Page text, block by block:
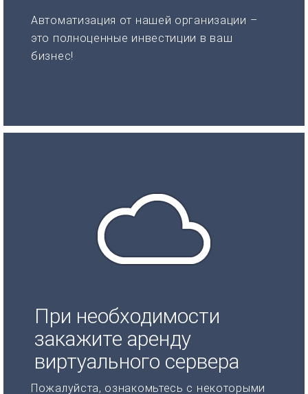
Автоматизация от нашей организации –
это полноценные инвестиции в ваш
бизнес!
При необходимости
закажите аренду
виртуального сервера
Пожалуйста, ознакомьтесь с некоторыми